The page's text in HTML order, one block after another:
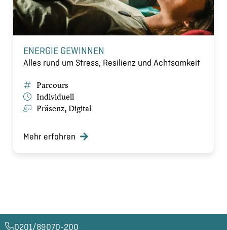
ENERGIE GEWINNEN
Alles rund um Stress, Resilienz und Achtsamkeit
Parcours
Individuell
Präsenz, Digital
Mehr erfahren
0201/89070-200​